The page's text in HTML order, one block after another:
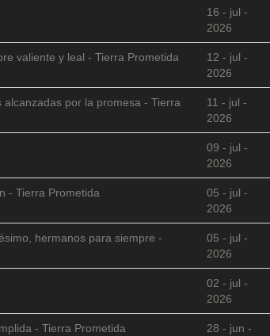
16 - jul -
2026
valiente y leal - Tierra Prometida
12 - jul -
2026
por la promesa - Tierra
11 - jul -
2026
09 - jul -
2026
- Tierra Prometida
05 - jul -
2026
hermanos para siempre -
05 - jul -
2026
02 - jul -
2026
- Tierra Prometida
28 - jun -